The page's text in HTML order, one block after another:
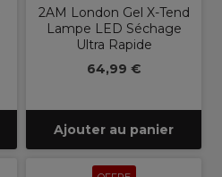
2AM London Gel X-Tend
Lampe LED Séchage
Ultra Rapide
64,99 €
Ajouter au panier